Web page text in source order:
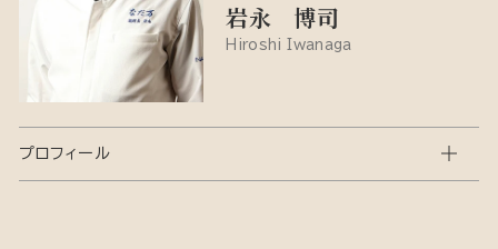
岩永 博司
Hiroshi Iwanaga
プロフィール